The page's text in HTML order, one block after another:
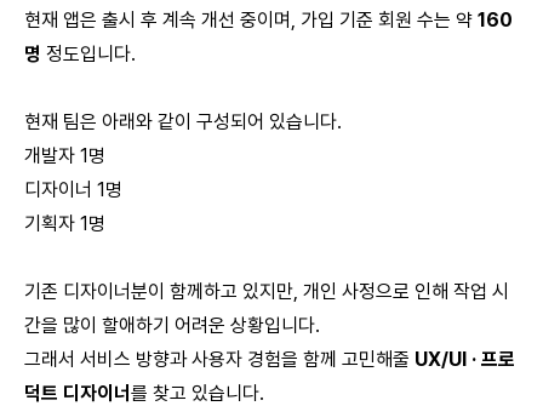
현재 앱은 출시 후 계속 개선 중이며, 가입 기준 회원 수는 약 160
명 정도입니다.
현재 팀은 아래와 같이 구성되어 있습니다.
개발자 1명
디자이너 1명
기획자 1명
기존 디자이너분이 함께하고 있지만, 개인 사정으로 인해 작업 시
간을 많이 할애하기 어려운 상황입니다.
그래서 서비스 방향과 사용자 경험을 함께 고민해줄 UX/UI · 프로
덕트 디자이너 를 찾고 있습니다.